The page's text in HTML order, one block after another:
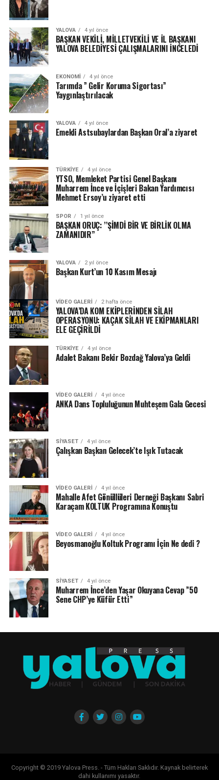
YALOVA 4 yıl önce
BAŞKAN VEKİLİ, MİLLETVEKİLİ VE İL BAŞKANI
YALOVA BELEDİYESİ ÇALIŞMALARINI İNCELEDİ
EKONOMI 4 yıl önce
Tarımda ” Gelir Koruma Sigortası”
Yaygınlaştırılacak
YALOVA 4 yıl önce
Emekli Astsubaylardan Başkan Oral’a ziyaret
TÜRKIYE 4 yıl önce
YTSO, Memleket Partisi Genel Başkanı
Muharrem İnce ve İçişleri Bakan Yardımcısı
Mehmet Ersoy’u ziyaret etti
SPOR 1 yıl önce
BAŞKAN ORUÇ: ’’ŞİMDİ BİR VE BİRLİK OLMA
ZAMANIDIR’’
YALOVA 2 yıl önce
Başkan Kurt’un 10 Kasım Mesajı
VIDEO GALERI 2 hafta önce
YALOVA’DA KOM EKİPLERİNDEN SİLAH
OPERASYONU: KAÇAK SİLAH VE EKİPMANLARI
ELE GEÇİRİLDİ
TÜRKIYE 4 yıl önce
Adalet Bakanı Bekir Bozdağ Yalova’ya Geldi
VIDEO GALERI 4 yıl önce
ANKA Dans Topluluğunun Muhteşem Gala Gecesi
SIYASET 4 yıl önce
Çalışkan Başkan Gelecek’te Işık Tutacak
VIDEO GALERI 4 yıl önce
Mahalle Afet Gönüllüleri Derneği Başkanı Sabri
Karaçam KOLTUK Programına Konuştu
VIDEO GALERI 4 yıl önce
Beyosmanoğlu Koltuk Programı İçin Ne dedi ?
SIYASET 4 yıl önce
Muharrem İnce’den Yaşar Okuyana Cevap ”50
Sene CHP’ye Küfür Etti”
Copyright © 2019 Yalova Press. - Tüm Hakları Saklıdır. Kaynak belirterek
dahi kullanımı yasaktır.